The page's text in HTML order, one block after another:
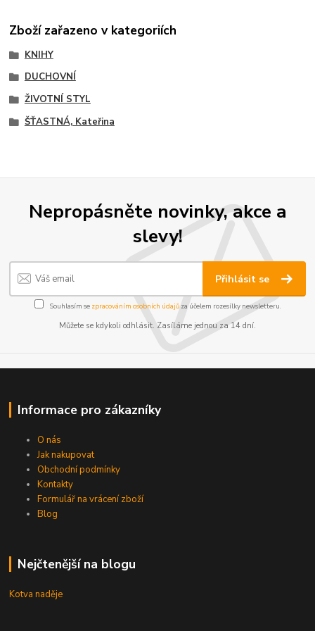
Zboží zařazeno v kategoriích
KNIHY
DUCHOVNÍ
ŽIVOTNÍ STYL
ŠŤASTNÁ, Kateřina
Nepropásněte novinky, akce a
slevy!
Přihlásit se
Souhlasím se zpracováním osobních údajůza účelem rozesílky newsletteru.
Můžete se kdykoli odhlásit. Zasíláme jednou za 14 dní.
Informace pro zákazníky
O nás
Jak nakupovat
Obchodní podmínky
Kontakty
Formulář na vrácení zboží
Blog
Nejčtenější na blogu
Kotva naděje